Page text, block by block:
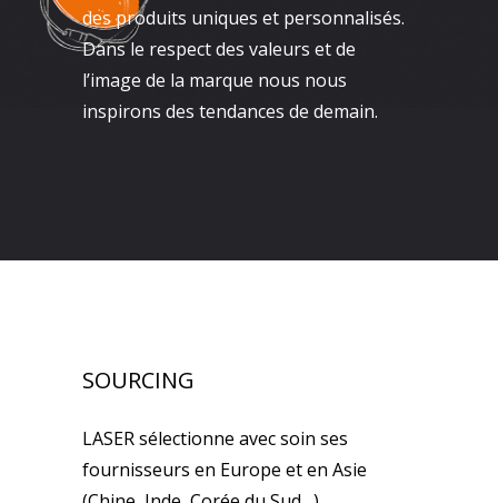
des produits uniques et personnalisés.
Dans le respect des valeurs et de
l’image de la marque nous nous
inspirons des tendances de demain.
SOURCING
LASER sélectionne avec soin ses
fournisseurs en Europe et en Asie